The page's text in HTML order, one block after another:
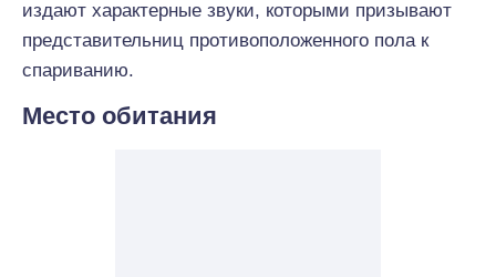
издают характерные звуки, которыми призывают
представительниц противоположенного пола к
спариванию.
Место обитания